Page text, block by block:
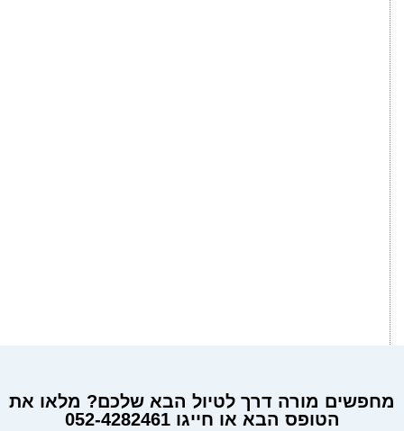
מחפשים מורה דרך לטיול הבא שלכם? מלאו את
הטופס הבא או חייגו 052-4282461